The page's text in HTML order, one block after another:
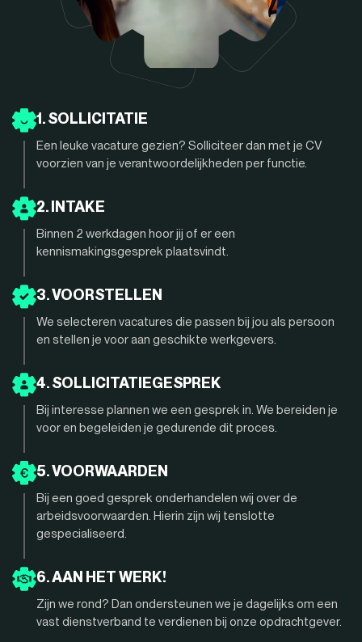
1. SOLLICITATIE
Een leuke vacature gezien? Solliciteer dan met je CV
voorzien van je verantwoordelijkheden per functie.
2. INTAKE
Binnen 2 werkdagen hoor jij of er een
kennismakingsgesprek plaatsvindt.
3. VOORSTELLEN
We selecteren vacatures die passen bij jou als persoon
en stellen je voor aan geschikte werkgevers.
4. SOLLICITATIEGESPREK
Bij interesse plannen we een gesprek in. We bereiden je
voor en begeleiden je gedurende dit proces.
5. VOORWAARDEN
Bij een goed gesprek onderhandelen wij over de
arbeidsvoorwaarden. Hierin zijn wij tenslotte
gespecialiseerd.
6. AAN HET WERK!
Zijn we rond? Dan ondersteunen we je dagelijks om een
vast dienstverband te verdienen bij onze opdrachtgever.